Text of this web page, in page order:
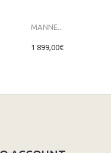
MANNE...
1 899,00€